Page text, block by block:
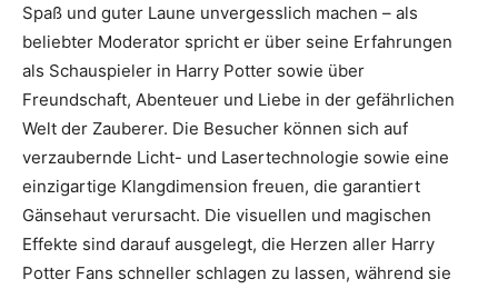
Spaß und guter Laune unvergesslich machen – als
beliebter Moderator spricht er über seine Erfahrungen
als Schauspieler in Harry Potter sowie über
Freundschaft, Abenteuer und Liebe in der gefährlichen
Welt der Zauberer. Die Besucher können sich auf
verzaubernde Licht- und Lasertechnologie sowie eine
einzigartige Klangdimension freuen, die garantiert
Gänsehaut verursacht. Die visuellen und magischen
Effekte sind darauf ausgelegt, die Herzen aller Harry
Potter Fans schneller schlagen zu lassen, während sie